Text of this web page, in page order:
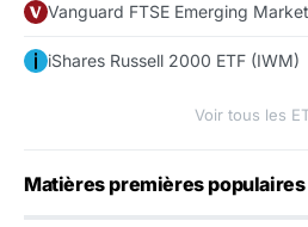
Vanguard FTSE Emerging
iShares Russell 2000 ETF (IWM)
Voir tous les
Matières premières populaires